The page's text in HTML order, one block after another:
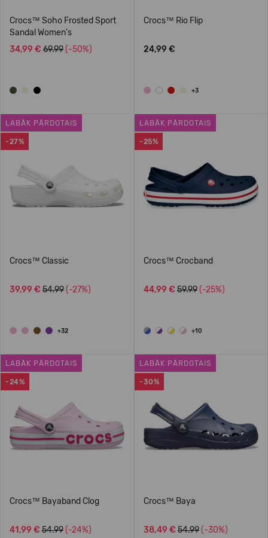
Crocs™ Soho Frosted Sport
Sandal Women's
34,99 € 69.99 (-50%)
Crocs™ Rio Flip
24,99 €
+3
-27%
LABĀK PĀRDOTAIS
Crocs™ Classic
39,99 € 54.99 (-27%)
+32
-25%
LABĀK PĀRDOTAIS
Crocs™ Crocband
44,99 € 59.99 (-25%)
+10
-24%
LABĀK PĀRDOTAIS
Crocs™ Bayaband Clog
41,99 € 54.99 (-24%)
-30%
LABĀK PĀRDOTAIS
Crocs™ Baya
38,49 € 54.99 (-30%)